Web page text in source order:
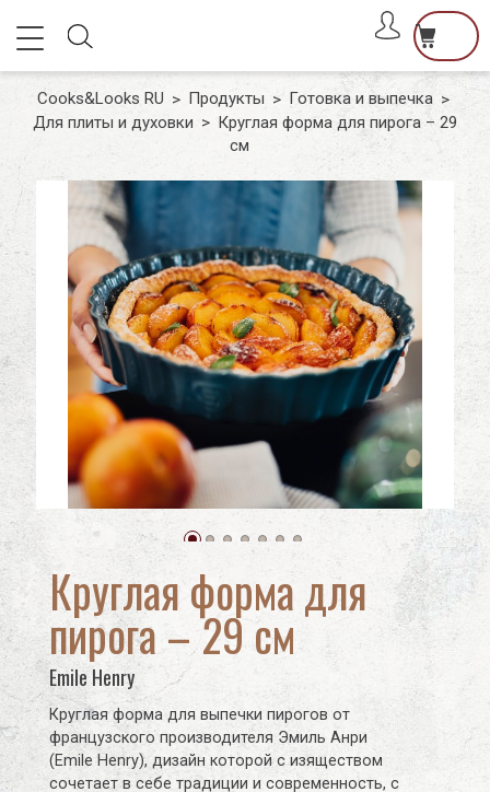
פתיחת
חלונית
פתיחת
חלונית
משתמש
Нет товаров корзине
Close
Уже зарегистрированы? Войдите
Запомнить меня
Не помню пароль
Новый пользователь\гость
Регистрация
Cooks&Looks RU Продукты
Готовка и выпечка
Для плиты и духовки
Круглая форма для пирога – 29
см
Круглая форма для
пирога – 29 см
Emile Henry
Круглая форма для выпечки пирогов от
французского производителя Эмиль Анри
(Emile Henry), дизайн которой с изяществом
сочетает в себе традиции и современность, с